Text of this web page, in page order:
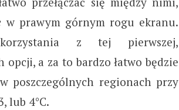
w prawym górnym rogu ekranu.
z tej pierwszej,
a za to bardzo łatwo będzie
poszczególnych regionach przy
lub 4°C.